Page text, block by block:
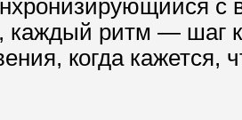
каждый ритм — шаг
когда кажется,